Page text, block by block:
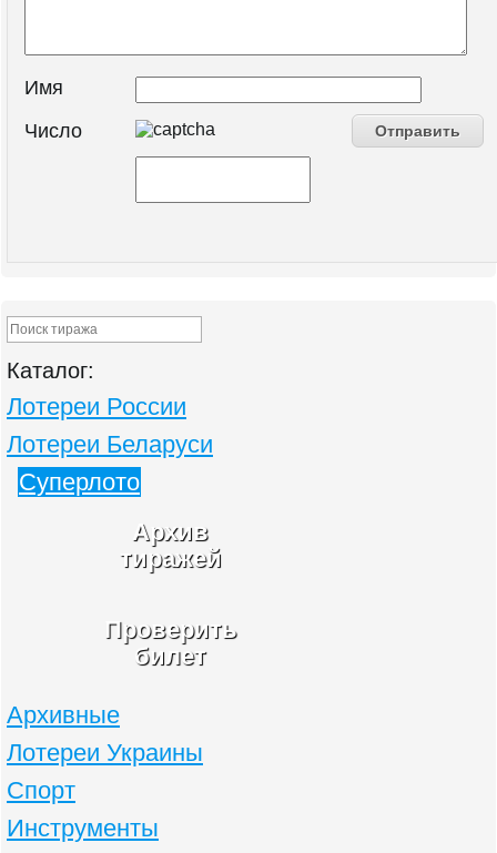
Имя
Число
Каталог:
Лотереи России
Лотереи Беларуси
Суперлото
Архив
тиражей
Проверить
билет
Архивные
Лотереи Украины
Спорт
Инструменты